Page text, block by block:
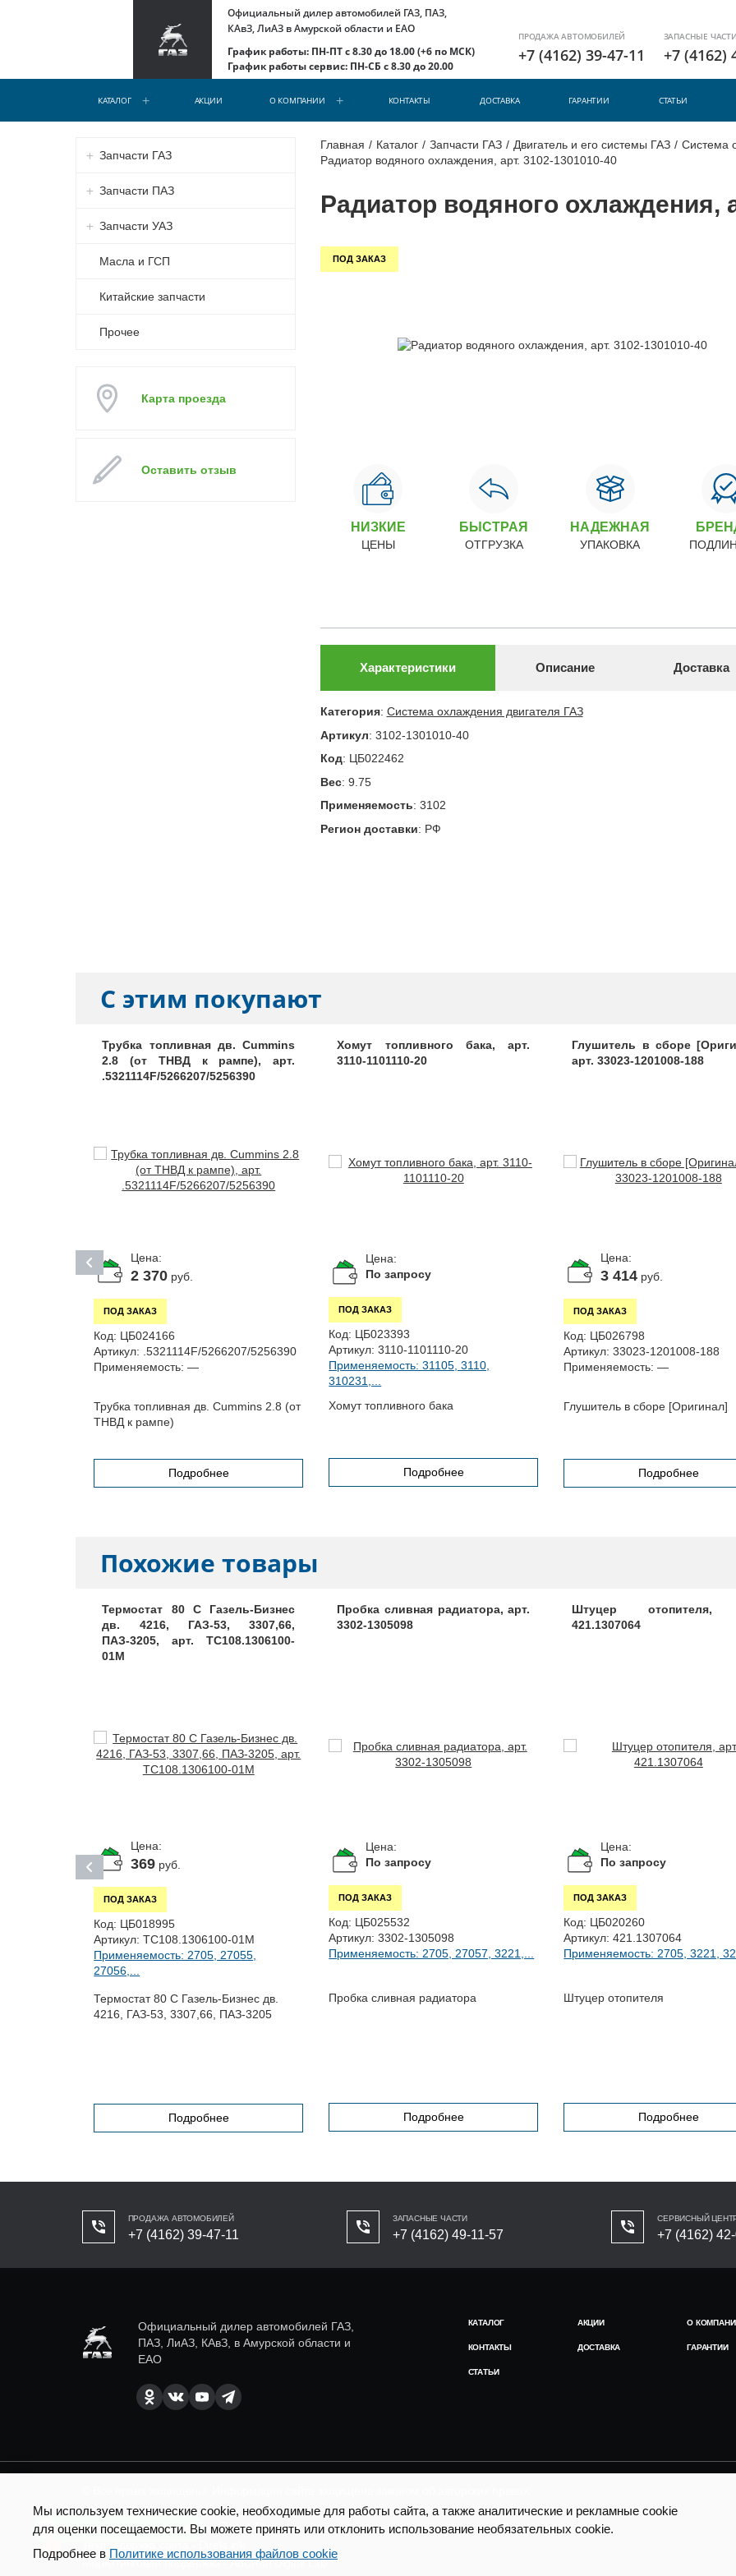
Официальный дилер автомобилей ГАЗ, ПАЗ,
КАвЗ, ЛиАЗ в Амурской области и ЕАО
График работы: ПН-ПТ с 8.30 до 18.00 (+6 по МСК)
График работы сервис: ПН-СБ с 8.30 до 20.00
ПРОДАЖА АВТОМОБИЛЕЙ
+7 (4162) 39-47-11
ЗАПАСНЫЕ ЧАСТИ
+7 (4162)
КАТАЛОГ АКЦИИ О КОМПАНИИ КОНТАКТЫ ДОСТАВКА ГАРАНТИИ СТАТЬИ
Главная / Каталог / Запчасти ГАЗ / Двигатель и его системы ГАЗ / Система
Радиатор водяного охлаждения, арт. 3102-1301010-40
Радиатор водяного охлаждения,
Запчасти ГАЗ
Запчасти ПАЗ
Запчасти УАЗ
Масла и ГСП
Китайские запчасти
Прочее
Карта проезда
Оставить отзыв
Есть вопросы по доставке?
ПОД ЗАКАЗ
НИЗКИЕ
ЦЕНЫ
БЫСТРАЯ
ОТГРУЗКА
НАДЕЖНАЯ
УПАКОВКА
Характеристики Описание Доставка
Категория: Система охлаждения двигателя ГАЗ
Артикул: 3102-1301010-40
Код: ЦБ022462
Вес: 9.75
Применяемость: 3102
Регион доставки: РФ
С этим покупают
Трубка топливная дв. Cummins
2.8 (от ТНВД к рампе), арт.
.5321114F/5266207/5256390
Цена:
2 370 руб.
ПОД ЗАКАЗ
Код: ЦБ024166
Артикул: .5321114F/5266207/5256390
Применяемость: —
Трубка топливная дв. Cummins 2.8 (от
ТНВД к рампе)
Подробнее
Хомут топливного бака, арт.
3110-1101110-20
Цена:
По запросу
ПОД ЗАКАЗ
Код: ЦБ023393
Артикул: 3110-1101110-20
Применяемость: 31105, 3110,
310231,...
Хомут топливного бака
Подробнее
Глушитель в сборе
арт. 33023-1201008-188
Цена:
3 414 руб.
ПОД ЗАКАЗ
Код: ЦБ026798
Артикул: 33023-1201008-188
Применяемость: —
Глушитель в сборе [Оригинал]
Подробнее
Похожие товары
Термостат 80 С Газель-Бизнес
дв. 4216, ГАЗ-53, 3307,66,
ПАЗ-3205, арт. ТС108.1306100-
01М
Цена:
369 руб.
ПОД ЗАКАЗ
Код: ЦБ018995
Артикул: ТС108.1306100-01М
Применяемость: 2705, 27055,
27056,...
Термостат 80 С Газель-Бизнес дв.
4216, ГАЗ-53, 3307,66, ПАЗ-3205
Подробнее
Пробка сливная радиатора, арт.
3302-1305098
Цена:
По запросу
ПОД ЗАКАЗ
Код: ЦБ025532
Артикул: 3302-1305098
Применяемость: 2705, 27057, 3221,...
Пробка сливная радиатора
Подробнее
Штуцер отопителя,
421.1307064
Цена:
По запросу
ПОД ЗАКАЗ
Код: ЦБ020260
Артикул: 421.1307064
Применяемость: 2705, 3221,
Штуцер отопителя
Подробнее
ПРОДАЖА АВТОМОБИЛЕЙ
+7 (4162) 39-47-11
ЗАПАСНЫЕ ЧАСТИ
+7 (4162) 49-11-57
СЕРВИСНЫЙ
+7 (4162)
Официальный дилер автомобилей ГАЗ,
ПАЗ, ЛиАЗ, КАвЗ, в Амурской области и
ЕАО
КАТАЛОГ АКЦИИ О
КОНТАКТЫ ДОСТАВКА ГАРАНТИИ
СТАТЬИ
SEO продвижение сайта - Result Plus
Маркетинговая поддержка - AdCreat Digital Lab
Мы используем технические cookie, необходимые для работы сайта, а также аналитические и рекламные cookie
для оценки посещаемости. Вы можете принять или отклонить использование необязательных cookie.
Подробнее в Политике использования файлов cookie